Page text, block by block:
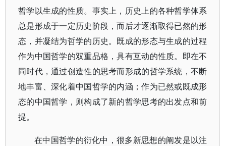
哲学以生成的性质。事实上，历史上的各种哲学体系
总是形成于一定历史阶段，而后才逐渐取得已然的形
态，并凝结为哲学的历史。既成的形态与生成的过程
作为中国哲学的双重品格，具有互动的性质。即在不
同时代，通过创造性的思考而形成的哲学系统，不断
地丰富、深化着中国哲学的内涵；作为已然或既成形
态的中国哲学，则构成了新的哲学思考的出发点和前
提。
在中国哲学的衍化中，很多新思想的阐发是以注